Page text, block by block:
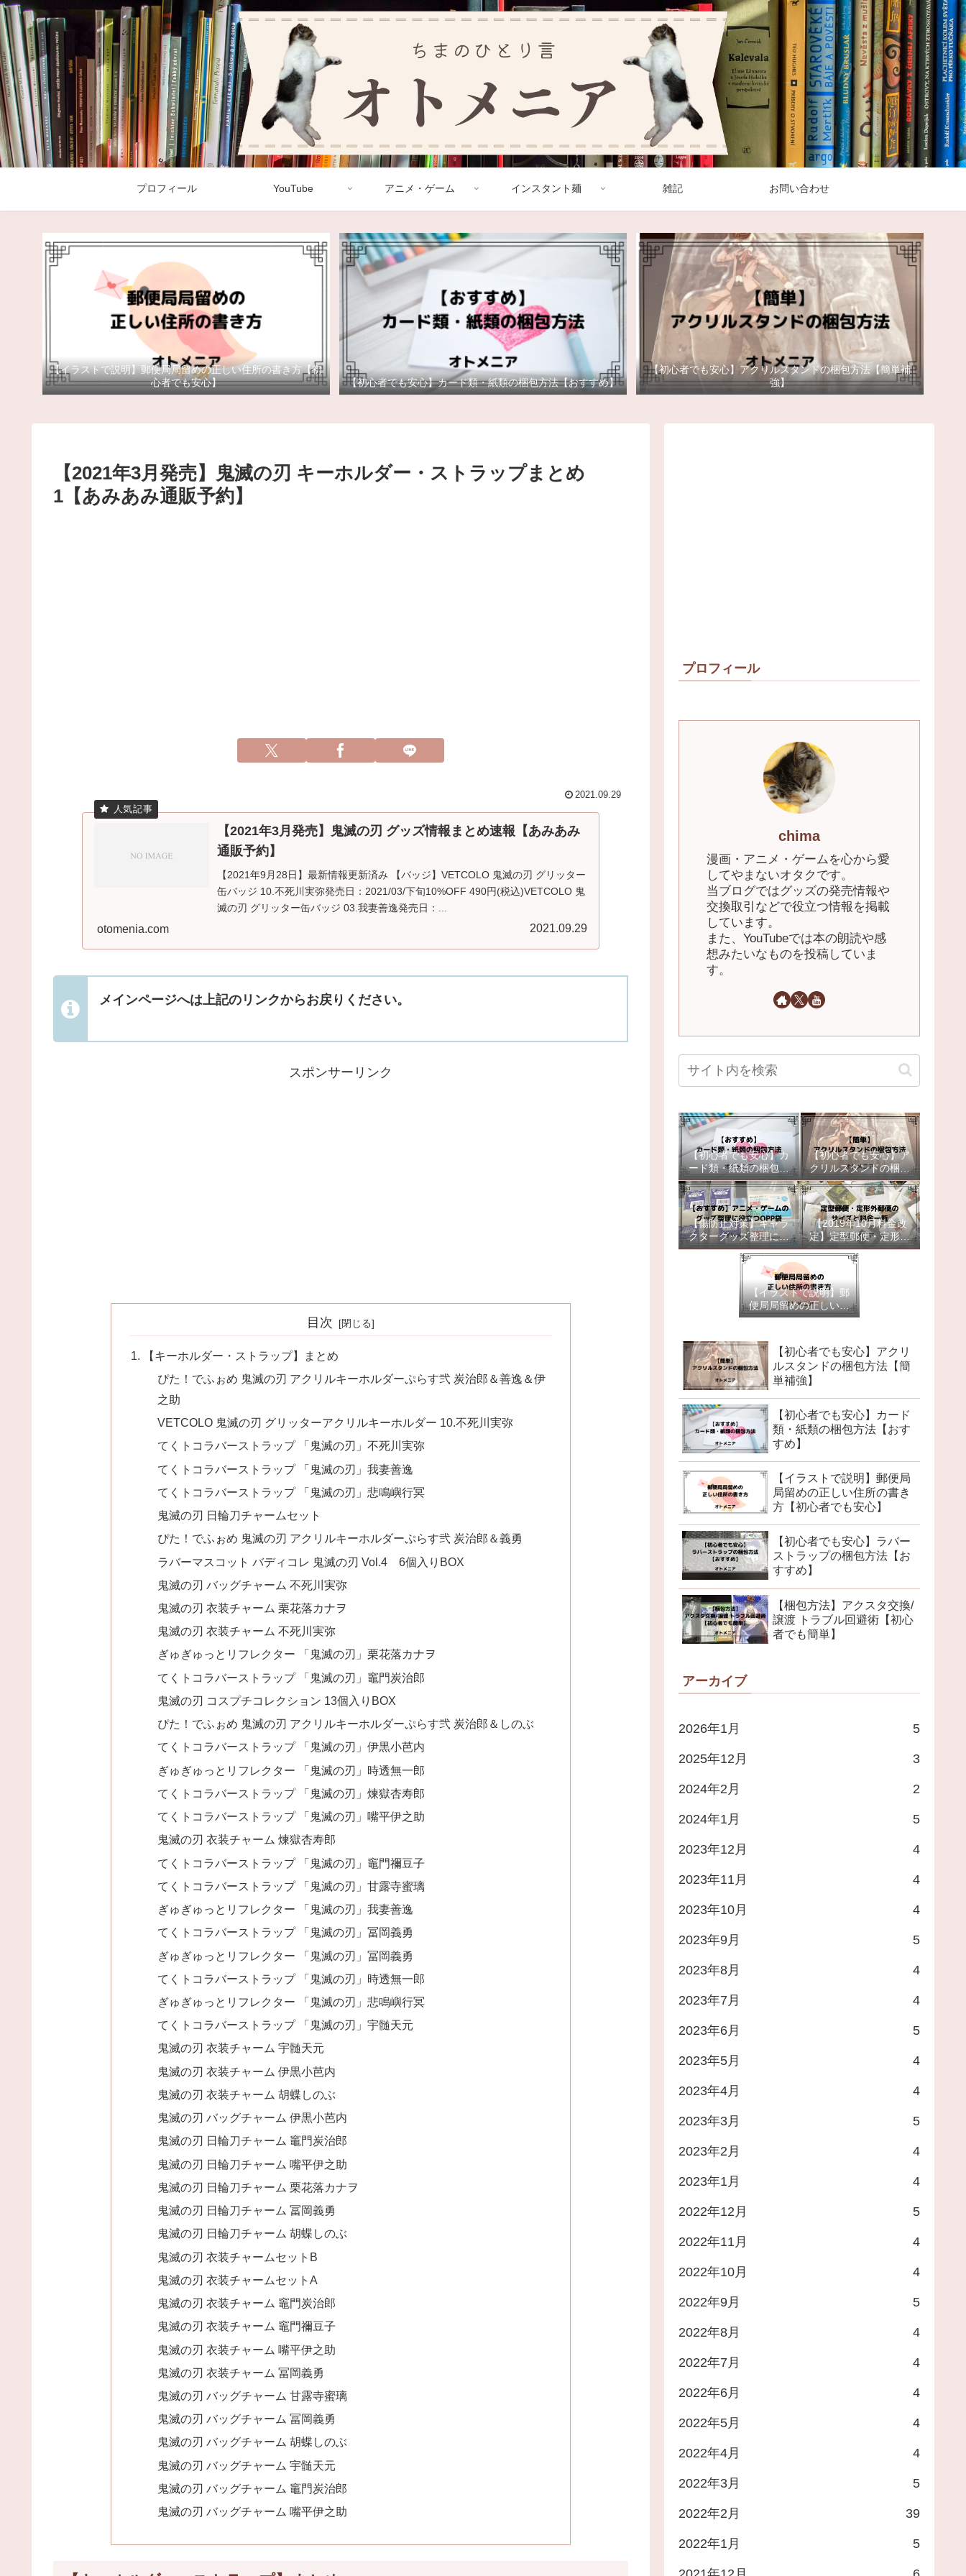
プロフィール YouTube アニメ・ゲーム インスタント麺 雑記 お問い合わせ
【イラストで説明】郵便局局留めの正しい住所の書き方【初
心者でも安心】
【初心者でも安心】カード類・紙類の梱包方法【おすすめ】
【初心者でも安心】アクリルスタンドの梱包方法【簡単補
強】
【2021年3月発売】鬼滅の刃 キーホルダー・ストラップまとめ
1【あみあみ通販予約】
2021.09.29
【2021年3月発売】鬼滅の刃 グッズ情報まとめ速報【あみあみ
通販予約】
【2021年9月28日】最新情報更新済み 【バッジ】VETCOLO 鬼滅の刃 グリッター
缶バッジ 10.不死川実弥発売日：2021/03/下旬10%OFF 490円(税込)VETCOLO 鬼
滅の刃 グリッター缶バッジ 03.我妻善逸発売日：...
otomenia.com 2021.09.29
メインページへは上記のリンクからお戻りください。
スポンサーリンク
目次
【キーホルダー・ストラップ】まとめ
ぴた！でふぉめ 鬼滅の刃 アクリルキーホルダーぷらす弐 炭治郎＆善逸＆伊
之助
VETCOLO 鬼滅の刃 グリッターアクリルキーホルダー 10.不死川実弥
てくトコラバーストラップ 「鬼滅の刃」不死川実弥
てくトコラバーストラップ 「鬼滅の刃」我妻善逸
てくトコラバーストラップ 「鬼滅の刃」悲鳴嶼行冥
鬼滅の刃 日輪刀チャームセット
ぴた！でふぉめ 鬼滅の刃 アクリルキーホルダーぷらす弐 炭治郎＆義勇
ラバーマスコット バディコレ 鬼滅の刃 Vol.4 6個入りBOX
鬼滅の刃 バッグチャーム 不死川実弥
鬼滅の刃 衣装チャーム 栗花落カナヲ
鬼滅の刃 衣装チャーム 不死川実弥
ぎゅぎゅっとリフレクター 「鬼滅の刃」栗花落カナヲ
てくトコラバーストラップ 「鬼滅の刃」竈門炭治郎
鬼滅の刃 コスプチコレクション 13個入りBOX
ぴた！でふぉめ 鬼滅の刃 アクリルキーホルダーぷらす弐 炭治郎＆しのぶ
てくトコラバーストラップ 「鬼滅の刃」伊黒小芭内
ぎゅぎゅっとリフレクター 「鬼滅の刃」時透無一郎
てくトコラバーストラップ 「鬼滅の刃」煉獄杏寿郎
てくトコラバーストラップ 「鬼滅の刃」嘴平伊之助
鬼滅の刃 衣装チャーム 煉獄杏寿郎
てくトコラバーストラップ 「鬼滅の刃」竈門禰豆子
てくトコラバーストラップ 「鬼滅の刃」甘露寺蜜璃
ぎゅぎゅっとリフレクター 「鬼滅の刃」我妻善逸
てくトコラバーストラップ 「鬼滅の刃」冨岡義勇
ぎゅぎゅっとリフレクター 「鬼滅の刃」冨岡義勇
てくトコラバーストラップ 「鬼滅の刃」時透無一郎
ぎゅぎゅっとリフレクター 「鬼滅の刃」悲鳴嶼行冥
てくトコラバーストラップ 「鬼滅の刃」宇髄天元
鬼滅の刃 衣装チャーム 宇髄天元
鬼滅の刃 衣装チャーム 伊黒小芭内
鬼滅の刃 衣装チャーム 胡蝶しのぶ
鬼滅の刃 バッグチャーム 伊黒小芭内
鬼滅の刃 日輪刀チャーム 竈門炭治郎
鬼滅の刃 日輪刀チャーム 嘴平伊之助
鬼滅の刃 日輪刀チャーム 栗花落カナヲ
鬼滅の刃 日輪刀チャーム 冨岡義勇
鬼滅の刃 日輪刀チャーム 胡蝶しのぶ
鬼滅の刃 衣装チャームセットB
鬼滅の刃 衣装チャームセットA
鬼滅の刃 衣装チャーム 竈門炭治郎
鬼滅の刃 衣装チャーム 竈門禰豆子
鬼滅の刃 衣装チャーム 嘴平伊之助
鬼滅の刃 衣装チャーム 冨岡義勇
鬼滅の刃 バッグチャーム 甘露寺蜜璃
鬼滅の刃 バッグチャーム 冨岡義勇
鬼滅の刃 バッグチャーム 胡蝶しのぶ
鬼滅の刃 バッグチャーム 宇髄天元
鬼滅の刃 バッグチャーム 竈門炭治郎
鬼滅の刃 バッグチャーム 嘴平伊之助
プロフィール
chima
漫画・アニメ・ゲームを心から愛
してやまないオタクです。
当ブログではグッズの発売情報や
交換取引などで役立つ情報を掲載
しています。
また、YouTubeでは本の朗読や感
想みたいなものを投稿していま
す。
【初心者でも安心】カ
ード類・紙類の梱包方
法【おすすめ】
【初心者でも安心】ア
クリルスタンドの梱包
方法【簡単補強】
【傷防止対策】キャラ
クターグッズ整理に役
立つOPP袋【おすす
め】
【2019年10月料金改
定】定型郵便・定形外
郵便のサイズと料金一
覧
【イラストで説明】郵
便局局留めの正しい住
所の書き方【初心者で
【初心者でも安心】アクリ
ルスタンドの梱包方法【簡
単補強】
【初心者でも安心】カード
類・紙類の梱包方法【おす
すめ】
【イラストで説明】郵便局
局留めの正しい住所の書き
方【初心者でも安心】
【初心者でも安心】ラバー
ストラップの梱包方法【お
すすめ】
【梱包方法】アクスタ交換/
譲渡 トラブル回避術【初心
者でも簡単】
アーカイブ
2026年1月 5
2025年12月 3
2024年2月 2
2024年1月 5
2023年12月 4
2023年11月 4
2023年10月 4
2023年9月 5
2023年8月 4
2023年7月 4
2023年6月 5
2023年5月 4
2023年4月 4
2023年3月 5
2023年2月 4
2023年1月 4
2022年12月 5
2022年11月 4
2022年10月 4
2022年9月 5
2022年8月 4
2022年7月 4
2022年6月 4
2022年5月 4
2022年4月 4
2022年3月 5
2022年2月 39
2022年1月 5